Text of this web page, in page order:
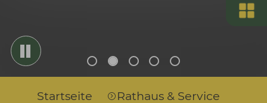
Startseite
Rathaus & Service